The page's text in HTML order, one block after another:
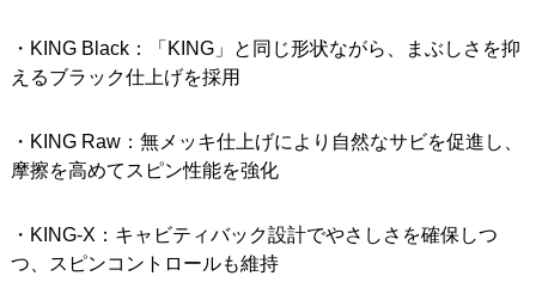
・KING Black：「KING」と同じ形状ながら、まぶしさを抑
えるブラック仕上げを採用
・KING Raw：無メッキ仕上げにより自然なサビを促進し、
摩擦を高めてスピン性能を強化
・KING-X：キャビティバック設計でやさしさを確保しつ
つ、スピンコントロールも維持